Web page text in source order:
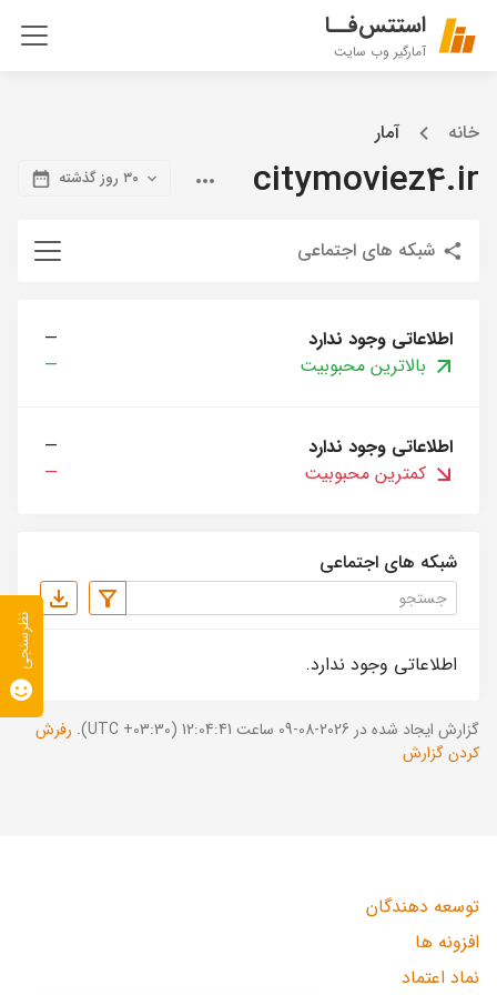
استتس‌فــا
آمارگیر وب سایت
خانه آمار
citymoviez4.ir ۳۰ روز گذشته
شبکه های اجتماعی
اطلاعاتی وجود ندارد
—
بالاترین محبوبیت
—
اطلاعاتی وجود ندارد
—
کمترین محبوبیت
—
شبکه های اجتماعی
اطلاعاتی وجود ندارد.
گزارش ایجاد شده در 2026-08-09 ساعت 12:04:41 (UTC +03:30).
رفرش
کردن گزارش
توسعه دهندگان
افزونه ها
نماد اعتماد
نظرسنجی